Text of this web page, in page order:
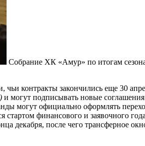
Собрание ХК «Амур» по итогам
контракты закончились еще 30
и могут подписывать новые
могут официально оформлять
стартом финансового и заявочного
декабря, после чего трансферное